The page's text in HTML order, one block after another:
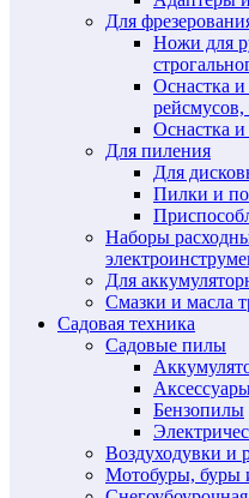
Для
Ножи для
Оснастка
рейсмусов,
Оснастка и
Для пиления
Для
Пилки и
Наборы
Для
Смазки и масла
Садовая техника
Садовые пилы
Бензопилы
Воздуходувки и
Мотобуры, буры